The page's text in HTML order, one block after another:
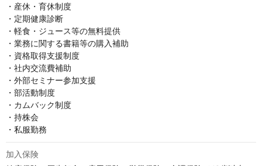
・産休・育休制度
・定期健康診断
・軽食・ジュース等の無料提供
・業務に関する書籍等の購入補助
・資格取得支援制度
・社内交流費補助
・外部セミナー参加支援
・部活動制度
・カムバック制度
・持株会
・私服勤務
加入保険